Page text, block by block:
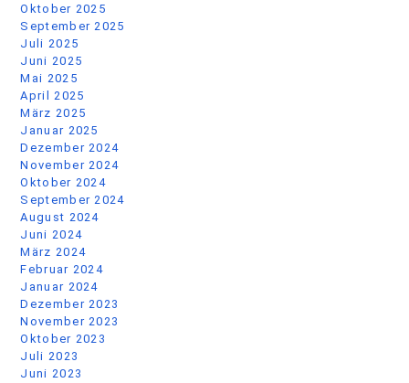
Oktober 2025
September 2025
Juli 2025
Juni 2025
Mai 2025
April 2025
März 2025
Januar 2025
Dezember 2024
November 2024
Oktober 2024
September 2024
August 2024
Juni 2024
März 2024
Februar 2024
Januar 2024
Dezember 2023
November 2023
Oktober 2023
Juli 2023
Juni 2023